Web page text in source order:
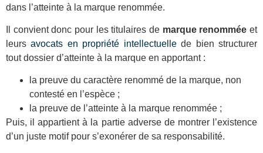
dans l’atteinte à la marque renommée.
Il convient donc pour les titulaires de marque renommée et
leursavocats en propriété intellectuellede bien structurer
tout dossier d’atteinte à la marque en apportant :
la preuve du caractère renommé de la marque, non
contesté en l’espèce ;
la preuve de l’atteinte à la marque renommée ;
Puis, il appartient à la partie adverse de montrer l’existence
d’un juste motif pour s’exonérer de sa responsabilité.